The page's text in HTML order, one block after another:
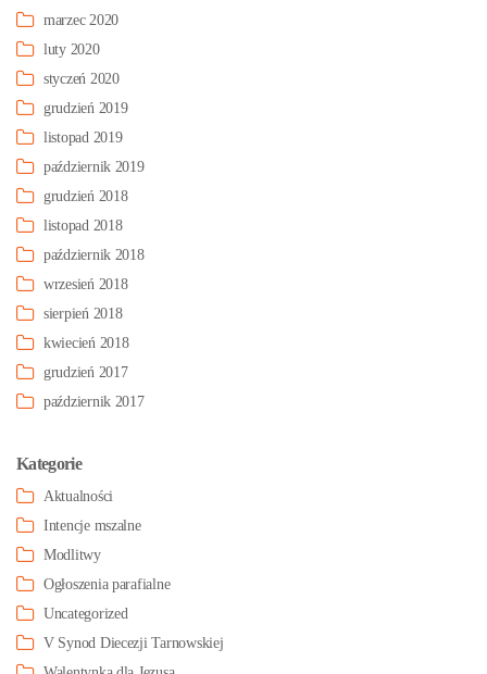
marzec 2020
luty 2020
styczeń 2020
grudzień 2019
listopad 2019
październik 2019
grudzień 2018
listopad 2018
październik 2018
wrzesień 2018
sierpień 2018
kwiecień 2018
grudzień 2017
październik 2017
Kategorie
Aktualności
Intencje mszalne
Modlitwy
Ogłoszenia parafialne
Uncategorized
V Synod Diecezji Tarnowskiej